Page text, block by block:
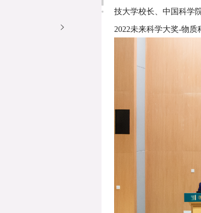
技大学校长、中国科学
2022未来科学大奖-物